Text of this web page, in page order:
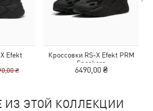
Efekt
₴
Кроссовки RS-X Efekt PRM
Sneakers
6490,00 ₴
ИЗ ЭТОЙ КОЛЛЕКЦИИ